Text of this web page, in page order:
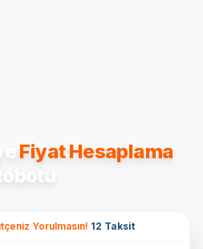
Fiyat Hesaplama
Yorulmasın! 12 Taksit